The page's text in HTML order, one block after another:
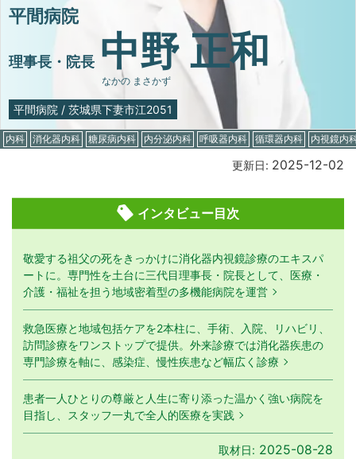
平間病院
理事長・院長 中野 正和
なかの まさかず
平間病院 / 茨城県下妻市江2051
内科 消化器内科 糖尿病内科 内分泌内科 呼吸器内科 循環器内科 内視鏡内
更新日: 2025-12-02
インタビュー目次
敬愛する祖父の死をきっかけに消化器内視鏡診療のエキスパ
ートに。専門性を土台に三代目理事長・院長として、医療・
介護・福祉を担う地域密着型の多機能病院を運営
救急医療と地域包括ケアを2本柱に、手術、入院、リハビリ、
訪問診療をワンストップで提供。外来診療では消化器疾患の
専門診療を軸に、感染症、慢性疾患など幅広く診療
患者一人ひとりの尊厳と人生に寄り添った温かく強い病院を
目指し、スタッフ一丸で全人的医療を実践
取材日: 2025-08-28